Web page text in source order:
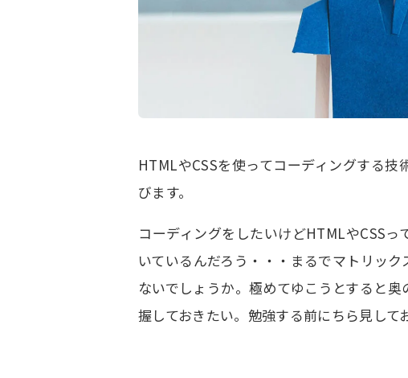
HTMLやCSSを使ってコーディングする
びます。
コーディングをしたいけどHTMLやCSS
いているんだろう・・・まるでマトリッ
ないでしょうか。極めてゆこうとすると
握しておきたい。勉強する前にちら見して